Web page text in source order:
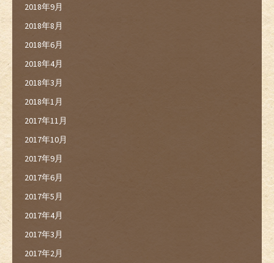
2018年9月
2018年8月
2018年6月
2018年4月
2018年3月
2018年1月
2017年11月
2017年10月
2017年9月
2017年6月
2017年5月
2017年4月
2017年3月
2017年2月